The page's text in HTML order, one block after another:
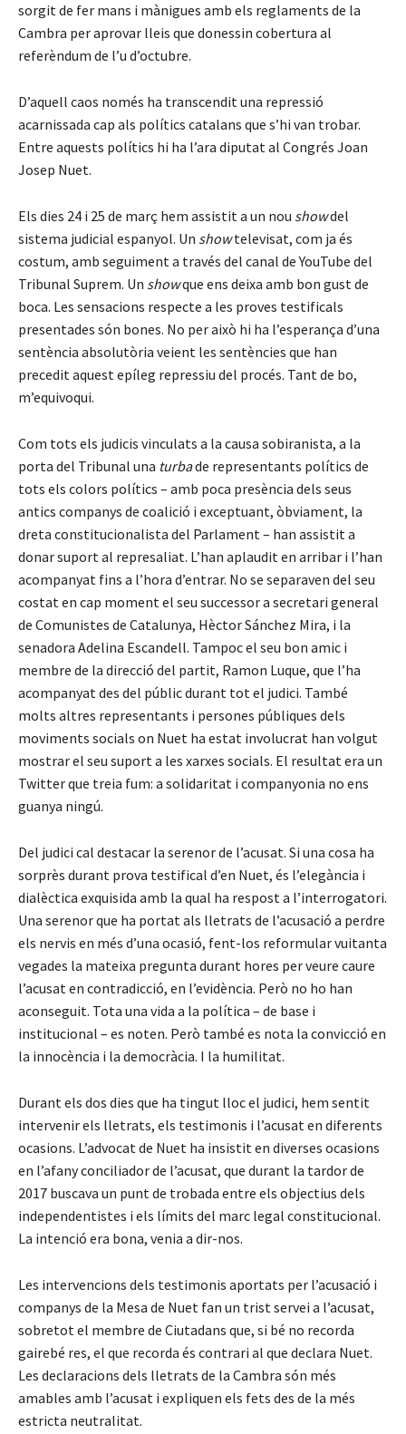
sorgit de fer mans i mànigues amb els reglaments de la
Cambra per aprovar lleis que donessin cobertura al
referèndum de l’u d’octubre.
D’aquell caos només ha transcendit una repressió
acarnissada cap als polítics catalans que s’hi van trobar.
Entre aquests polítics hi ha l’ara diputat al Congrés Joan
Josep Nuet.
Els dies 24 i 25 de març hem assistit a un nou showdel
sistema judicial espanyol. Un showtelevisat, com ja és
costum, amb seguiment a través del canal de YouTube del
Tribunal Suprem. Un showque ens deixa amb bon gust de
boca. Les sensacions respecte a les proves testificals
presentades són bones. No per això hi ha l’esperança d’una
sentència absolutòria veient les sentències que han
precedit aquest epíleg repressiu del procés. Tant de bo,
m’equivoqui.
Com tots els judicis vinculats a la causa sobiranista, a la
porta del Tribunal una turbade representants polítics de
tots els colors polítics – amb poca presència dels seus
antics companys de coalició i exceptuant, òbviament, la
dreta constitucionalista del Parlament – han assistit a
donar suport al represaliat. L’han aplaudit en arribar i l’han
acompanyat fins a l’hora d’entrar. No se separaven del seu
costat en cap moment el seu successor a secretari general
de Comunistes de Catalunya, Hèctor Sánchez Mira, i la
senadora Adelina Escandell. Tampoc el seu bon amic i
membre de la direcció del partit, Ramon Luque, que l’ha
acompanyat des del públic durant tot el judici. També
molts altres representants i persones públiques dels
moviments socials on Nuet ha estat involucrat han volgut
mostrar el seu suport a les xarxes socials. El resultat era un
Twitter que treia fum: a solidaritat i companyonia no ens
guanya ningú.
Del judici cal destacar la serenor de l’acusat. Si una cosa ha
sorprès durant prova testifical d’en Nuet, és l’elegància i
dialèctica exquisida amb la qual ha respost a l’interrogatori.
Una serenor que ha portat als lletrats de l’acusació a perdre
els nervis en més d’una ocasió, fent-los reformular vuitanta
vegades la mateixa pregunta durant hores per veure caure
l’acusat en contradicció, en l’evidència. Però no ho han
aconseguit. Tota una vida a la política – de base i
institucional – es noten. Però també es nota la convicció en
la innocència i la democràcia. I la humilitat.
Durant els dos dies que ha tingut lloc el judici, hem sentit
intervenir els lletrats, els testimonis i l’acusat en diferents
ocasions. L’advocat de Nuet ha insistit en diverses ocasions
en l’afany conciliador de l’acusat, que durant la tardor de
2017 buscava un punt de trobada entre els objectius dels
independentistes i els límits del marc legal constitucional.
La intenció era bona, venia a dir-nos.
Les intervencions dels testimonis aportats per l’acusació i
companys de la Mesa de Nuet fan un trist servei a l’acusat,
sobretot el membre de Ciutadans que, si bé no recorda
gairebé res, el que recorda és contrari al que declara Nuet.
Les declaracions dels lletrats de la Cambra són més
amables amb l’acusat i expliquen els fets des de la més
estricta neutralitat.